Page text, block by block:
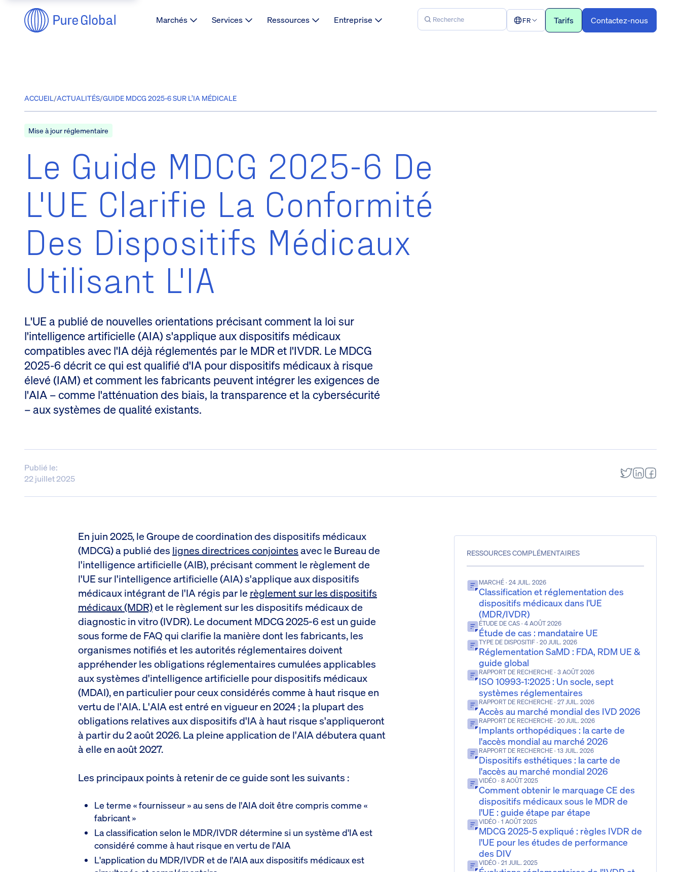
Marchés Services Ressources Entreprise FR Tarifs Contactez-nous
ACCUEIL/ACTUALITÉS/GUIDE MDCG 2025-6 SUR L’IA MÉDICALE
Mise à jour réglementaire
Le Guide MDCG 2025-6 De
L'UE Clarifie La Conformité
Des Dispositifs Médicaux
Utilisant L'IA
L'UE a publié de nouvelles orientations précisant comment la loi sur
l'intelligence artificielle (AIA) s'applique aux dispositifs médicaux
compatibles avec l'IA déjà réglementés par le MDR et l'IVDR. Le MDCG
2025-6 décrit ce qui est qualifié d'IA pour dispositifs médicaux à risque
élevé (IAM) et comment les fabricants peuvent intégrer les exigences de
l'AIA – comme l'atténuation des biais, la transparence et la cybersécurité
– aux systèmes de qualité existants.
Publié le:
22 juillet 2025
En juin 2025, le Groupe de coordination des dispositifs médicaux
(MDCG) a publié des lignes directrices conjointesavec le Bureau de
l'intelligence artificielle (AIB), précisant comment le règlement de
l'UE sur l'intelligence artificielle (AIA) s'applique aux dispositifs
médicaux intégrant de l'IA régis par le règlement sur les dispositifs
médicaux (MDR)et le règlement sur les dispositifs médicaux de
diagnostic in vitro (IVDR). Le document MDCG 2025-6 est un guide
sous forme de FAQ qui clarifie la manière dont les fabricants, les
organismes notifiés et les autorités réglementaires doivent
appréhender les obligations réglementaires cumulées applicables
aux systèmes d'intelligence artificielle pour dispositifs médicaux
(MDAI), en particulier pour ceux considérés comme à haut risque en
vertu de l'AIA. L'AIA est entré en vigueur en 2024 ; la plupart des
obligations relatives aux dispositifs d'IA à haut risque s'appliqueront
à partir du 2 août 2026. La pleine application de l'AIA débutera quant
à elle en août 2027.
Les principaux points à retenir de ce guide sont les suivants :
Le terme « fournisseur » au sens de l'AIA doit être compris comme «
fabricant »
La classification selon le MDR/IVDR détermine si un système d'IA est
considéré comme à haut risque en vertu de l'AIA
L'application du MDR/IVDR et de l'AIA aux dispositifs médicaux est
RESSOURCES COMPLÉMENTAIRES
MARCHÉ · 24 JUIL. 2026
Classification et réglementation des
dispositifs médicaux dans l'UE
(MDR/IVDR)
ÉTUDE DE CAS · 4 AOÛT 2026
Étude de cas : mandataire UE
TYPE DE DISPOSITIF · 20 JUIL. 2026
Réglementation SaMD : FDA, RDM UE &
guide global
RAPPORT DE RECHERCHE · 3 AOÛT 2026
ISO 10993-1:2025 : Un socle, sept
systèmes réglementaires
RAPPORT DE RECHERCHE · 27 JUIL. 2026
Accès au marché mondial des IVD 2026
RAPPORT DE RECHERCHE · 20 JUIL. 2026
Implants orthopédiques : la carte de
l'accès mondial au marché 2026
RAPPORT DE RECHERCHE · 13 JUIL. 2026
Dispositifs esthétiques : la carte de
l'accès au marché mondial 2026
VIDÉO · 8 AOÛT 2025
Comment obtenir le marquage CE des
dispositifs médicaux sous le MDR de
l'UE : guide étape par étape
VIDÉO · 1 AOÛT 2025
MDCG 2025-5 expliqué : règles IVDR de
l'UE pour les études de performance
des DIV
VIDÉO · 21 JUIL. 2025